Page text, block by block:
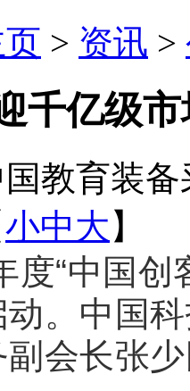
> 资讯 >
千亿级
教育装备
小中大 】
“中国创
动。中国
会长张